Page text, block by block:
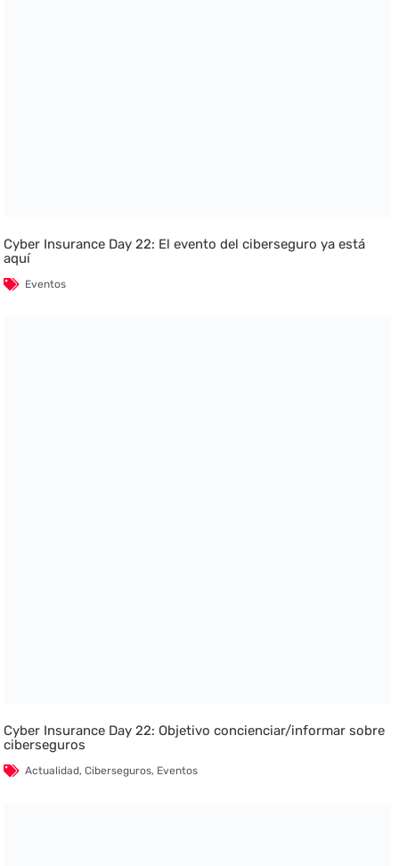
Cyber Insurance Day 22: El evento del ciberseguro ya está
aquí
Eventos
Cyber Insurance Day 22: Objetivo concienciar/informar sobre
ciberseguros
Actualidad,Ciberseguros, Eventos